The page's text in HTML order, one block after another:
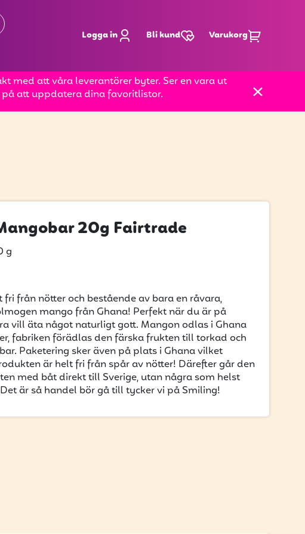
Logga in Bli kund Varukorg
med att våra leverantörer byter. Ser en vara ut
att uppdatera dina favoritlistor.
20g Fairtrade
g
fri från nötter och bestående av bara en råvara,
mango från Ghana! Perfekt när du är på
vill äta något naturligt gott. Mangon odlas i Ghana
fabriken förädlas den färska frukten till torkad och
Paketering sker även på plats i Ghana vilket
är helt fri från spår av nötter! Därefter går den
med båt direkt till Sverige, utan några som helst
är så handel bör gå till tycker vi på Smiling!